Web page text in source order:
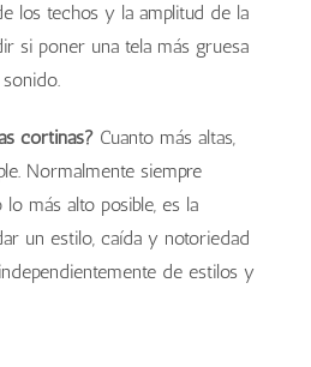
los techos y la amplitud de la
si poner una tela más gruesa
cortinas? Cuanto más altas,
Normalmente siempre
más alto posible, es la
un estilo, caída y notoriedad
de estilos y